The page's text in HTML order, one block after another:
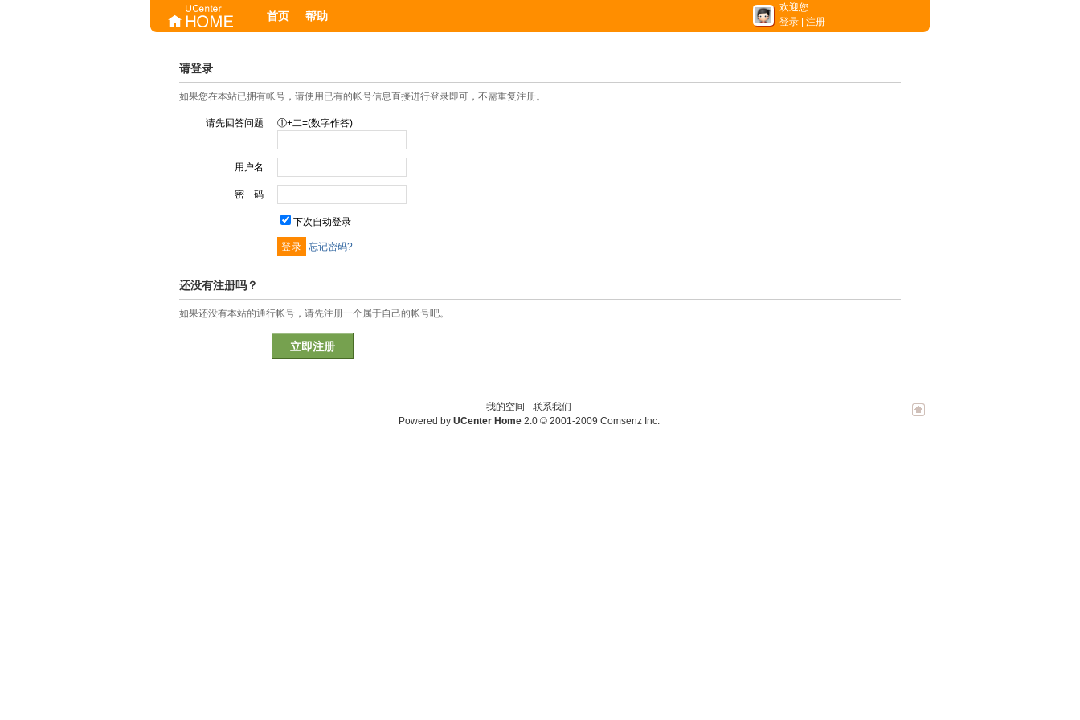
首页 帮助
欢迎您
登录
注册
请登录
如果您在本站已拥有帐号，请使用已有的帐号信息直接进行登录即可，不需重复注册。
请先回答问题 ①+二=(数字作答)
用户名
密 码
下次自动登录
忘记密码?
还没有注册吗？
如果还没有本站的通行帐号，请先注册一个属于自己的帐号吧。
立即注册
我的空间 - 联系我们
Powered by UCenter Home 2.0© 2001-2009 Comsenz Inc.